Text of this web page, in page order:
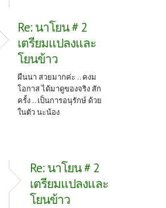
Re: นาโยน # 2
เตรียมแปลงและ
โยนข้าว
ผืนนา สวยมากค่ะ .. คงม
โอกาส ได้มาดูของจริง สัก
ครั้ง .. เป็นการอนุรักษ์ ด้วย
ในตัว นะน้อง
Re: นาโยน # 2
เตรียมแปลงและ
โยนข้าว